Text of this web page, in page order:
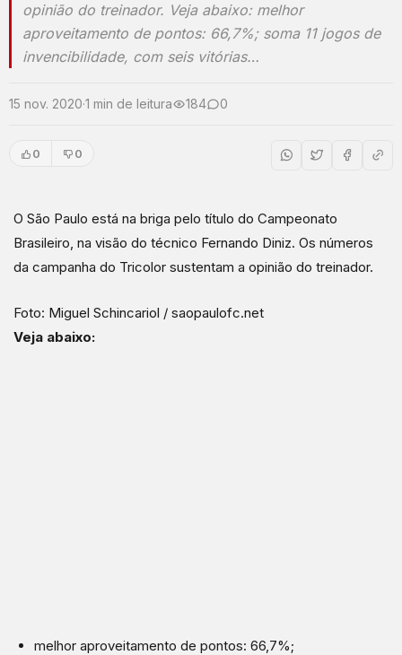
opinião do treinador. Veja abaixo: melhor
aproveitamento de pontos: 66,7%; soma 11 jogos de
invencibilidade, com seis vitórias…
15 nov. 2020·1 min de leitura 184 0
0 0
O São Paulo está na briga pelo título do Campeonato
Brasileiro, na visão do técnico Fernando Diniz. Os números
da campanha do Tricolor sustentam a opinião do treinador.
Foto: Miguel Schincariol / saopaulofc.net
Veja abaixo:
melhor aproveitamento de pontos: 66,7%;